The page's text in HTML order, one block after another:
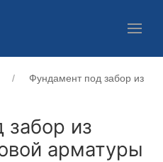
Фундамент под забор из
из
арматуры